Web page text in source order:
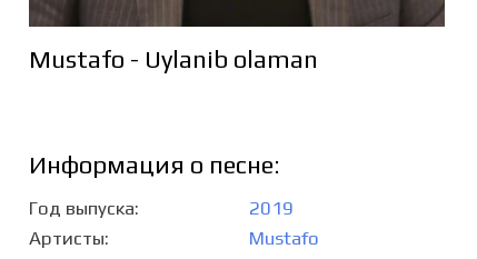
Mustafo - Uylanib olaman
Информация о песне:
Год выпуска
2019
Артисты
Mustafo